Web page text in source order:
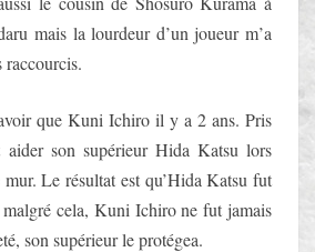
mais la lourdeur d’un joueur m’a
raccourcis.
que Kuni Ichiro il y a 2 ans. Pris
son supérieur Hida Katsu lors
mur. Le résultat est qu’Hida Katsu fut
cela, Kuni Ichiro ne fut jamais
son supérieur le protégea.